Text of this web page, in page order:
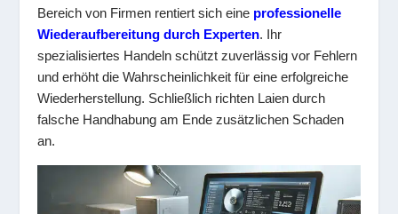
Bereich von Firmen rentiert sich eine professionelle
Wiederaufbereitung durch Experten. Ihr
spezialisiertes Handeln schützt zuverlässig vor Fehlern
und erhöht die Wahrscheinlichkeit für eine erfolgreiche
Wiederherstellung. Schließlich richten Laien durch
falsche Handhabung am Ende zusätzlichen Schaden
an.